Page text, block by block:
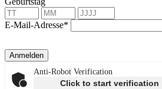
E-Mail-Adresse*
Anmelden
Anti-Robot Verification
Click to start verification